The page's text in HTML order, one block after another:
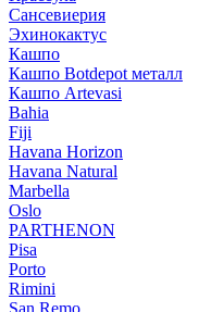
Сансевиерия
Эхинокактус
Кашпо
Кашпо Botdepot металл
Кашпо Artevasi
Bahia
Fiji
Havana Horizon
Havana Natural
Marbella
Oslo
PARTHENON
Pisa
Porto
Rimini
San Remo